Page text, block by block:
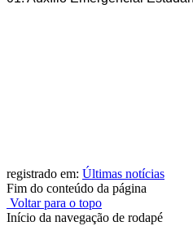
registrado em: Últimas notícias
Fim do conteúdo da página
Voltar para o topo
Início da navegação de rodapé